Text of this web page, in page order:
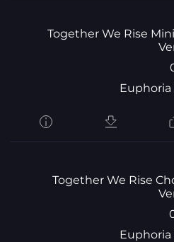
Together We Rise
Euphoria
Together We Rise
Euphoria